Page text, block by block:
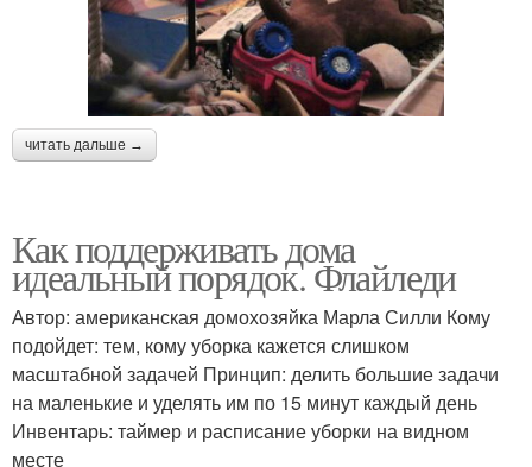
читать дальше →
Как поддерживать дома
идеальный порядок. Флайледи
Автор: американская домохозяйка Марла Силли Кому
подойдет: тем, кому уборка кажется слишком
масштабной задачей Принцип: делить большие задачи
на маленькие и уделять им по 15 минут каждый день
Инвентарь: таймер и расписание уборки на видном
месте